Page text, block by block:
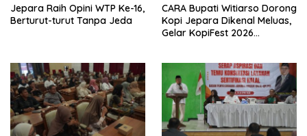
Jepara Raih Opini WTP Ke-16,
Berturut-turut Tanpa Jeda
CARA Bupati Witiarso Dorong
Kopi Jepara Dikenal Meluas,
Gelar KopiFest 2026